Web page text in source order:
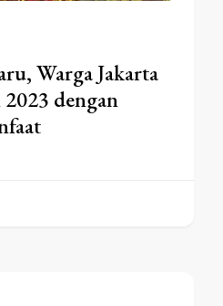
Warga Jakarta
dengan